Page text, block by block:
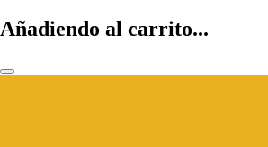
Añadiendo al carrito...